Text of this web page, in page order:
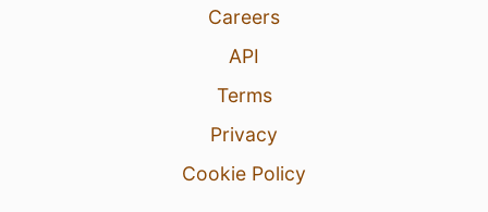
Careers
API
Terms
Privacy
Cookie Policy